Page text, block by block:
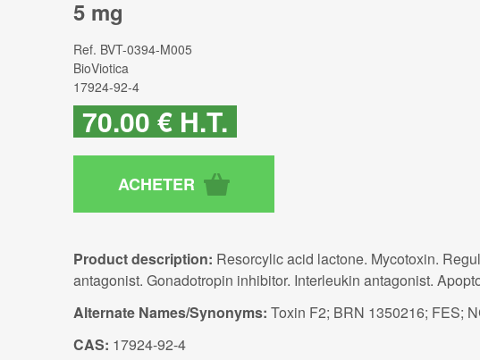
5 mg
Ref. BVT-0394-M005
BioViotica
17924-92-4
70.00 € H.T.
Product description: Resorcylic acid lactone. Mycotoxin.
antagonist. Gonadotropin inhibitor. Interleukin antagonist.
Alternate Names/Synonyms: Toxin F2; BRN 1350216; FES;
CAS: 17924-92-4